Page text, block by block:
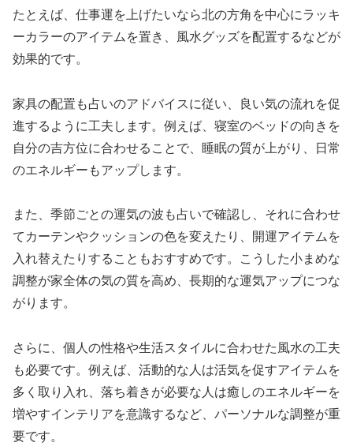
たとえば、仕事運を上げたいなら北の方角を中心にラッキ
ーカラーのアイテムを置き、風水グッズを配置するなどが
効果的です。
家具の配置も占いのアドバイスに従い、良い気の流れを促
進するように工夫します。例えば、寝室のベッドの向きを
自分の吉方位に合わせることで、睡眠の質が上がり、日常
のエネルギーもアップします。
また、季節ごとの運気の波も占いで確認し、それに合わせ
てカーテンやクッションの色を変えたり、開運アイテムを
入れ替えたりすることもおすすめです。こうした小まめな
調整が家全体の気の質を高め、長期的な運気アップにつな
がります。
さらに、個人の性格や生活スタイルに合わせた風水の工夫
も必要です。例えば、活動的な人は活気を促すアイテムを
多く取り入れ、落ち着きが必要な人は癒しのエネルギーを
増やすインテリアを意識するなど、パーソナルな調整が重
要です。